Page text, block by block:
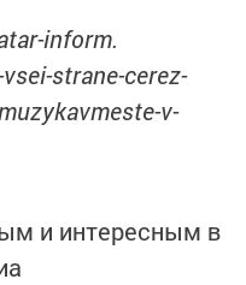
inform.
strane-cerez-
v-
и интересным в